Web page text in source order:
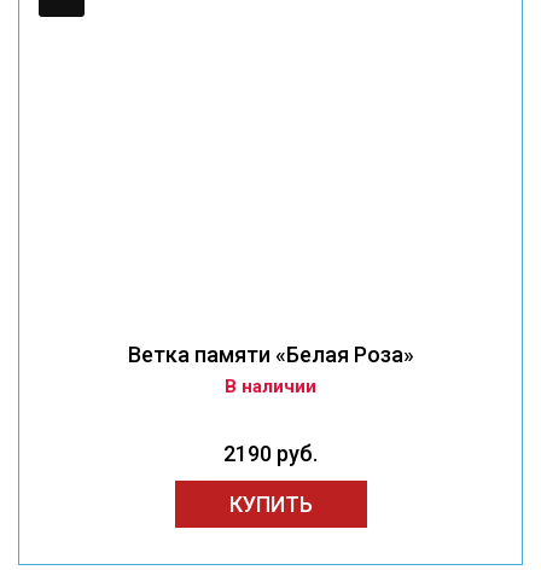
Ветка памяти «Белая Роза»
В наличии
2190 руб.
КУПИТЬ